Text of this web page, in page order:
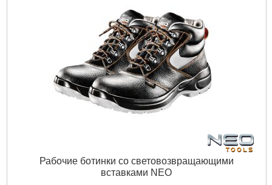
Рабочие ботинки со световозвращающими
вставками NEO